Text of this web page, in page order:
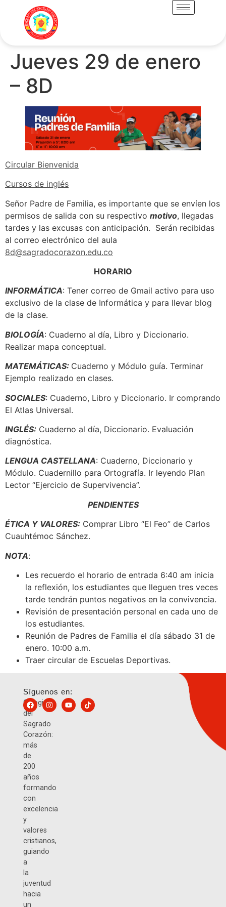
Jueves 29 de enero
– 8D
Circular Bienvenida
Cursos de inglés
Señor Padre de Familia, es importante que se envíen los
permisos de salida con su respectivo motivo, llegadas
tardes y las excusas con anticipación. Serán recibidas
al correo electrónico del aula
8d@sagradocorazon.edu.co
HORARIO
INFORMÁTICA: Tener correo de Gmail activo para uso
exclusivo de la clase de Informática y para llevar blog
de la clase.
BIOLOGÍA: Cuaderno al día, Libro y Diccionario.
Realizar mapa conceptual.
MATEMÁTICAS: Cuaderno y Módulo guía. Terminar
Ejemplo realizado en clases.
SOCIALES: Cuaderno, Libro y Diccionario. Ir comprando
El Atlas Universal.
INGLÉS: Cuaderno al día, Diccionario. Evaluación
diagnóstica.
LENGUA CASTELLANA: Cuaderno, Diccionario y
Módulo. Cuadernillo para Ortografía. Ir leyendo Plan
Lector “Ejercicio de Supervivencia”.
PENDIENTES
ÉTICA Y VALORES: Comprar Libro “El Feo” de Carlos
Cuauhtémoc Sánchez.
NOTA:
Les recuerdo el horario de entrada 6:40 am inicia
la reflexión, los estudiantes que lleguen tres veces
tarde tendrán puntos negativos en la convivencia.
Revisión de presentación personal en cada uno de
los estudiantes.
Reunión de Padres de Familia el día sábado 31 de
enero. 10:00 a.m.
Traer circular de Escuelas Deportivas.
Colegio
del
Sagrado
Corazón:
más
de
200
años
formando
con
excelencia
y
valores
cristianos,
guiando
a
la
juventud
hacia
un
Síguenos en: